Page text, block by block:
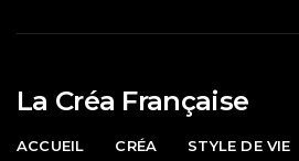
La Créa Française
ACCUEIL CRÉA STYLE DE VIE